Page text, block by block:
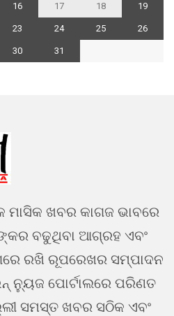
16 17 18 19
23 24 25 26
30
31
ମାସିକ ଖବର କାଗଜ ଭାବରେ
ବଢୁଥିବା ଆଗ୍ରହ ଏବଂ
ରଖି ରୂପରେଖର ସମ୍ପାଦନ
ନ୍ୟୁଜ ପୋର୍ଟାଲରେ ପରିଣତ
ସମସ୍ତ ଖବର ସଠିକ ଏବଂ